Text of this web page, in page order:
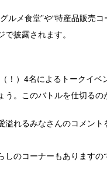
ルメ食堂”や“特産品販売
披露されます。
！）4名によるトークイ
。このバトルを仕切るの
れるみなさんのコメン
のコーナーもありますの